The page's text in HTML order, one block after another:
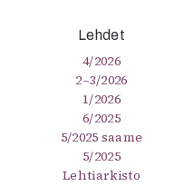
Lehdet
4/2026
2–3/2026
1/2026
6/2025
5/2025 saame
5/2025
Lehtiarkisto